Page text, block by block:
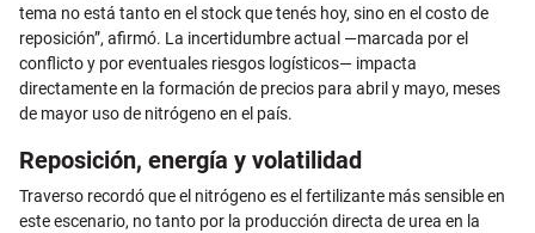
tema no está tanto en el stock que tenés hoy, sino en el costo de
reposición”, afirmó. La incertidumbre actual —marcada por el
conflicto y por eventuales riesgos logísticos— impacta
directamente en la formación de precios para abril y mayo, meses
de mayor uso de nitrógeno en el país.
Reposición, energía y volatilidad
Traverso recordó que el nitrógeno es el fertilizante más sensible en
este escenario, no tanto por la producción directa de urea en la